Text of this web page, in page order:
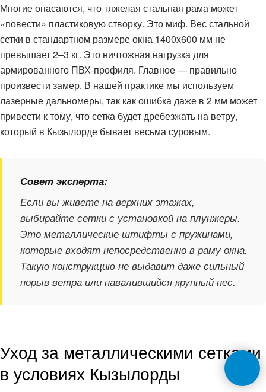
Многие опасаются, что тяжелая стальная рама может
«повести» пластиковую створку. Это миф. Вес стальной
сетки в стандартном размере окна 1400х600 мм не
превышает 2–3 кг. Это ничтожная нагрузка для
армированного ПВХ-профиля. Главное — правильно
произвести замер. В нашей практике мы используем
лазерные дальномеры, так как ошибка даже в 2 мм может
привести к тому, что сетка будет дребезжать на ветру,
который в Кызылорде бывает весьма суровым.
Совет эксперта:
Если вы живете на верхних этажах,
выбирайте сетки с установкой на плунжеры.
Это металлические штифты с пружинами,
которые входят непосредственно в раму окна.
Такую конструкцию не выдавит даже сильный
порыв ветра или навалившийся крупный пес.
Уход за металлическими сетками
в условиях Кызылорды